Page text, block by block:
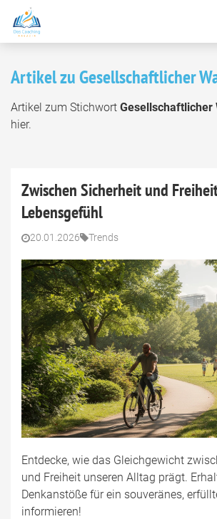
Artikel zu Gesellschaftlicher
Artikel zum Stichwort Gesellschaftlicher
hier.
Zwischen Sicherheit und
Lebensgefühl
20.01.2026 Trends
Entdecke, wie das Gleichgewicht
und Freiheit unseren Alltag prägt.
Denkanstöße für ein souveränes,
informieren!